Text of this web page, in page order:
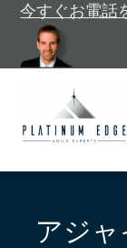
今すぐお電話
アジャ